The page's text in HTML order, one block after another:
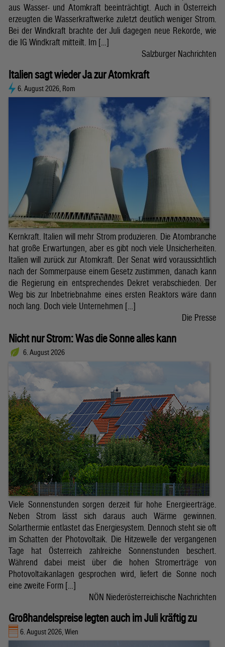
aus Wasser- und Atomkraft beeinträchtigt. Auch in Österreich
erzeugten die Wasserkraftwerke zuletzt deutlich weniger Strom.
Bei der Windkraft brachte der Juli dagegen neue Rekorde, wie
die IG Windkraft mitteilt. Im […]
Salzburger Nachrichten
Italien sagt wieder Ja zur Atomkraft
6. August 2026, Rom
Kernkraft. Italien will mehr Strom produzieren. Die Atombranche
hat große Erwartungen, aber es gibt noch viele Unsicherheiten.
Italien will zurück zur Atomkraft. Der Senat wird voraussichtlich
nach der Sommerpause einem Gesetz zustimmen, danach kann
die Regierung ein entsprechendes Dekret verabschieden. Der
Weg bis zur Inbetriebnahme eines ersten Reaktors wäre dann
noch lang. Doch viele Unternehmen […]
Die Presse
Nicht nur Strom: Was die Sonne alles kann
6. August 2026
Viele Sonnenstunden sorgen derzeit für hohe Energieerträge.
Neben Strom lässt sich daraus auch Wärme gewinnen.
Solarthermie entlastet das Energiesystem. Dennoch steht sie oft
im Schatten der Photovoltaik. Die Hitzewelle der vergangenen
Tage hat Österreich zahlreiche Sonnenstunden beschert.
Während dabei meist über die hohen Stromerträge von
Photovoltaikanlagen gesprochen wird, liefert die Sonne noch
eine zweite Form […]
NÖN Niederösterreichische Nachrichten
Großhandelspreise legten auch im Juli kräftig zu
6. August 2026, Wien